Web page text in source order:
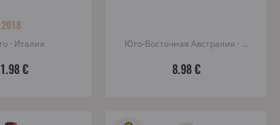
2018
· Италия
€
Юго-Восточная Австралия · Австралия
8.98 €